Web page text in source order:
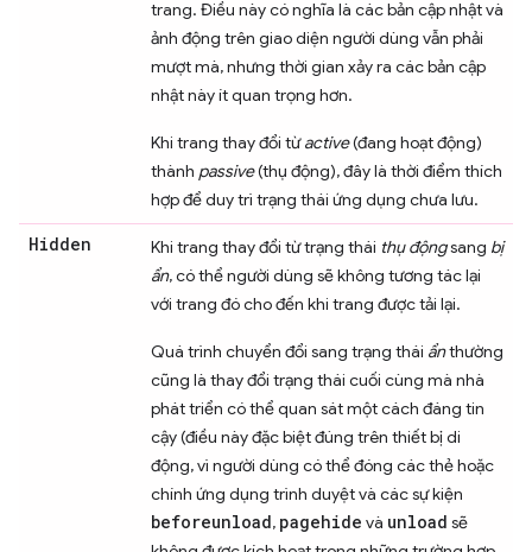
trang. Điều này có nghĩa là các bản cập nhật và
ảnh động trên giao diện người dùng vẫn phải
mượt mà, nhưng thời gian xảy ra các bản cập
nhật này ít quan trọng hơn.
Khi trang thay đổi từactive(đang hoạt động)
thành passive(thụ động), đây là thời điểm thích
hợp để duy trì trạng thái ứng dụng chưa lưu.
Hidden Khi trang thay đổi từ trạng thái thụ độngsang bị
ẩn, có thể người dùng sẽ không tương tác lại
với trang đó cho đến khi trang được tải lại.
Quá trình chuyển đổi sang trạng thái ẩnthường
cũng là thay đổi trạng thái cuối cùng mà nhà
phát triển có thể quan sát một cách đáng tin
cậy (điều này đặc biệt đúng trên thiết bị di
động, vì người dùng có thể đóng các thẻ hoặc
chính ứng dụng trình duyệt và các sự kiện
beforeunload, pagehide và unload sẽ